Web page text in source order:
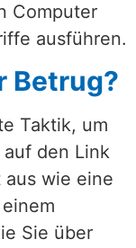
Computer
ausführen.
Betrug?
Taktik, um
den Link
wie eine
Sie über